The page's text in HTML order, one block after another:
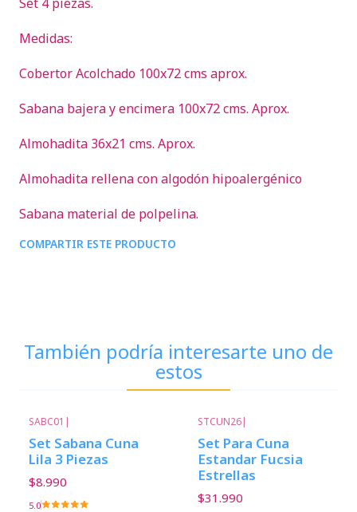
Medidas:
Cobertor Acolchado 100x72 cms aprox.
Sabana bajera y encimera 100x72 cms. Aprox.
Almohadita 36x21 cms. Aprox.
Almohadita rellena con algodón hipoalergénico
Sabana material de polpelina.
COMPARTIR ESTE PRODUCTO
También podría interesarte uno de
estos
SABC01 |
Set Sabana Cuna
Lila 3 Piezas
$8.990
5.0
STCUN26|
Set Para Cuna
Estandar Fucsia
Estrellas
$31.990